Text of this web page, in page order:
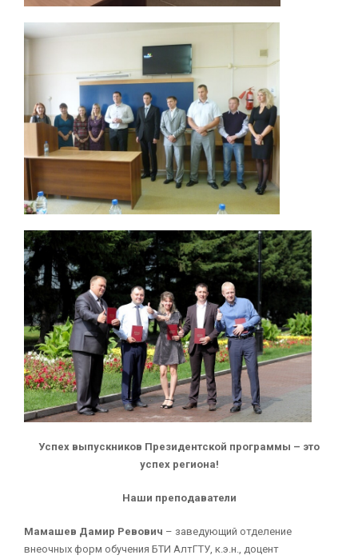
Успех выпускников Президентской программы – это
успех региона!
Наши преподаватели
Мамашев Дамир Ревович – заведующий отделение
внеочных форм обучения БТИ АлтГТУ, к.э.н., доцент